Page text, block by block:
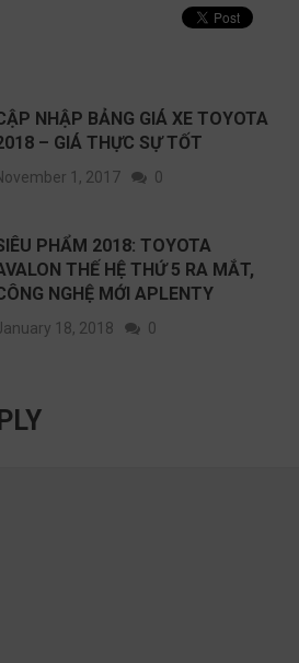
NHẬP BẢNG GIÁ XE TOYOTA
– GIÁ THỰC SỰ TỐT
1, 2017 0
PHẨM 2018: TOYOTA
THẾ HỆ THỨ 5 RA MẮT,
NGHỆ MỚI APLENTY
18, 2018 0